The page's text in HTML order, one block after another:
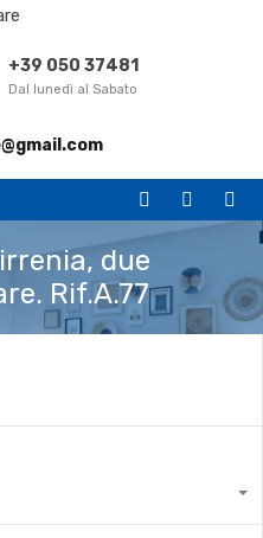
+39 050 37481
Dal lunedì al Sabato
due
Rif.A.77